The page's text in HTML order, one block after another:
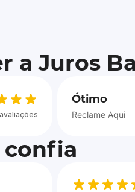
a Juros
Ótimo
Reclame Aqui
confia